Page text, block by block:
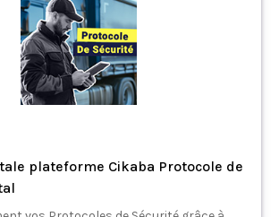
plateforme Cikaba Protocole de